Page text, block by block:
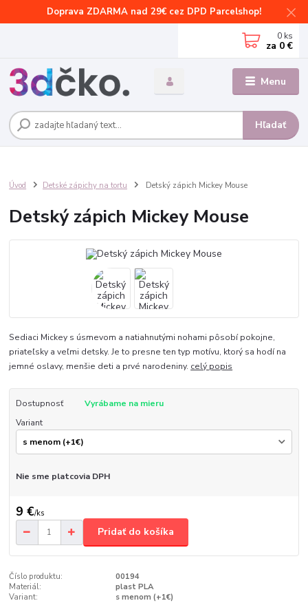
Doprava ZDARMA nad 29€ cez DPD Parcelshop!
Menu
Hľadať
0 ks
za 0 €
Úvod Detské zápichy na tortu Detský zápich Mickey Mouse
Detský zápich Mickey Mouse
Sediaci Mickey s úsmevom a natiahnutými nohami pôsobí pokojne,
priateľsky a veľmi detsky. Je to presne ten typ motívu, ktorý sa hodí na
jemné oslavy, menšie deti a prvé narodeniny. celý popis
Dostupnosť
Vyrábame na mieru
Variant
Nie sme platcovia DPH
9 €/ks
Pridať do košíka
Číslo produktu:
00194
Materiál:
plast PLA
Variant:
s menom (+1€)